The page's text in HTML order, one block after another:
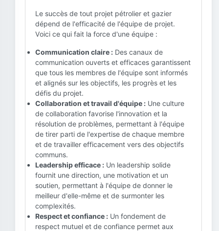
Le succès de tout projet pétrolier et gazier
dépend de l'efficacité de l'équipe de projet.
Voici ce qui fait la force d'une équipe :
Communication claire : Des canaux de
communication ouverts et efficaces garantissent
que tous les membres de l'équipe sont informés
et alignés sur les objectifs, les progrès et les
défis du projet.
Collaboration et travail d'équipe : Une culture
de collaboration favorise l'innovation et la
résolution de problèmes, permettant à l'équipe
de tirer parti de l'expertise de chaque membre
et de travailler efficacement vers des objectifs
communs.
Leadership efficace : Un leadership solide
fournit une direction, une motivation et un
soutien, permettant à l'équipe de donner le
meilleur d'elle-même et de surmonter les
complexités.
Respect et confiance : Un fondement de
respect mutuel et de confiance permet aux